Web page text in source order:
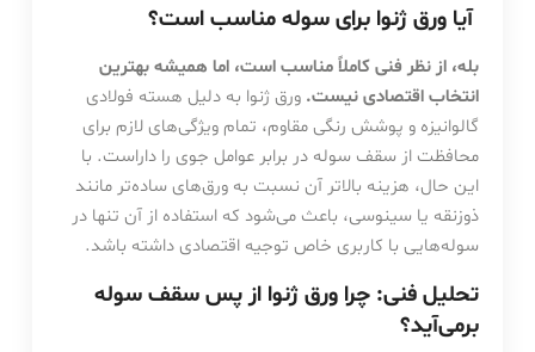
آیا ورق ژنوا برای سوله مناسب است؟
بله، از نظر فنی کاملاً مناسب است، اما همیشه بهترین
انتخاب اقتصادی نیست. ورق ژنوا به دلیل هسته فولادی
گالوانیزه و پوشش رنگی مقاوم، تمام ویژگی‌های لازم برای
محافظت از سقف سوله در برابر عوامل جوی را داراست. با
این حال، هزینه بالاتر آن نسبت به ورق‌های ساده‌تر مانند
ذوزنقه یا سینوسی، باعث می‌شود که استفاده از آن تنها در
سوله‌هایی با کاربری خاص توجیه اقتصادی داشته باشد.
تحلیل فنی: چرا ورق ژنوا از پس سقف سوله
برمی‌آید؟